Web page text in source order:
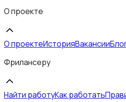
О проекте
О проектеИсторияВакансии
Фрилансеру
Найти работуКак работать